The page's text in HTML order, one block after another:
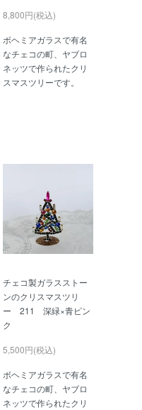
8,800円(税込)
ボヘミアガラスで有名
なチェコの町、ヤブロ
ネッツで作られたクリ
スマスツリーです。
チェコ製ガラスストー
ンのクリスマスツリ
ー 211 深緑×青ピン
ク
5,500円(税込)
ボヘミアガラスで有名
なチェコの町、ヤブロ
ネッツで作られたクリ